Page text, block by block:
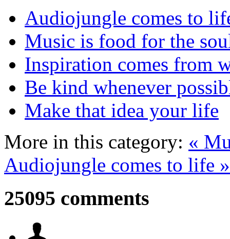
Audiojungle comes to
Music is food for the
Inspiration comes from
Be kind whenever
Make that idea your life
More in this category: «
Audiojungle comes to life »
25095 comments